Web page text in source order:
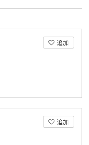
追加
追加